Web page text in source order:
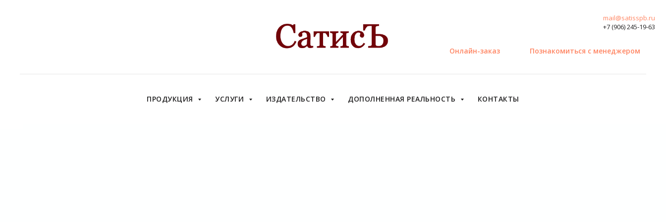
mail@satisspb.ru
+7 (906) 245-19-63
Онлайн-заказ Познакомиться с менеджером
ПРОДУКЦИЯ УСЛУГИ ИЗДАТЕЛЬСТВО ДОПОЛНЕННАЯ РЕАЛЬНОСТЬ КОНТАКТЫ